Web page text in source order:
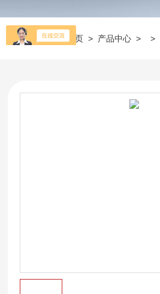
当前位置： 首页 > 产品中心 > >